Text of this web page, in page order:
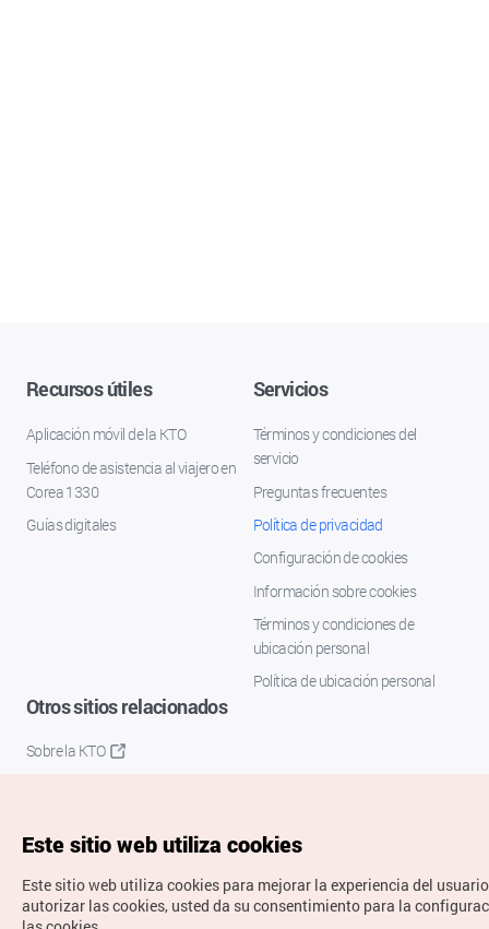
Recursos útiles
Aplicación móvil de la KTO
Teléfono de asistencia al viajero en
Corea 1330
Guías digitales
Servicios
Términos y condiciones del
servicio
Preguntas frecuentes
Política de privacidad
Configuración de cookies
Información sobre cookies
Términos y condiciones de
ubicación personal
Política de ubicación personal
Otros sitios relacionados
Sobre la KTO
Este sitio web utiliza cookies
Este sitio web utiliza cookies para mejorar la experiencia del
autorizar las cookies, usted da su consentimiento para la